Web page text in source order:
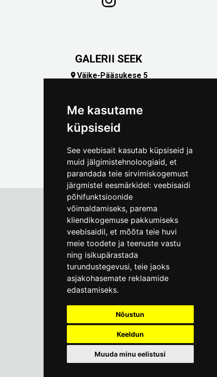
Me kasutame
küpsiseid
See veebisait kasutab küpsiseid ja
muid jälgimistehnoloogiaid, et
parandada teie sirvimiskogemust
järgmistel eesmärkidel: veebisaidi
põhifunktsioonide
võimaldamiseks, parema
kliendikogemuse pakkumiseks
veebisaidil, et mõõta teie huvi
meie toodete ja teenuste vastu
ning isikupärastada
turundustegevusi, teie jaoks
asjakohasemate reklaamide
edastamiseks.
Nõustun
Keeldun
Muuda minu eelistusi
GALERII SEEK
Väike-Pääsukese 5
Tallinna Linnamuuseum
Vene 17
E-R kell 9-17(+372) 610 4178
info@linnamuuseum.ee
Küpsisepoliitika